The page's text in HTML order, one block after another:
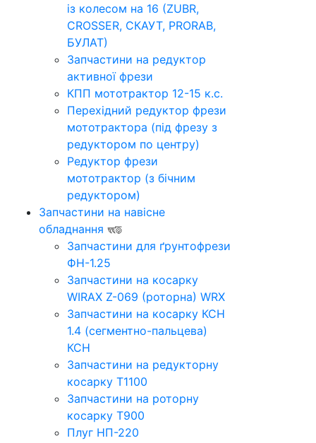
із колесом на 16 (ZUBR,
CROSSER, СКАУТ, PRORAB,
БУЛАТ)
Запчастини на редуктор
активної фрези
КПП мототрактор 12-15 к.с.
Перехідний редуктор фрези
мототрактора (під фрезу з
редуктором по центру)
Редуктор фрези
мототрактор (з бічним
редуктором)
Запчастини на навісне
обладнання
Запчастини для ґрунтофрези
ФН-1.25
Запчастини на косарку
WIRAX Z-069 (роторна) WRX
Запчастини на косарку КСН
1.4 (сегментно-пальцева)
КСН
Запчастини на редукторну
косарку Т1100
Запчастини на роторну
косарку Т900
Плуг НП-220